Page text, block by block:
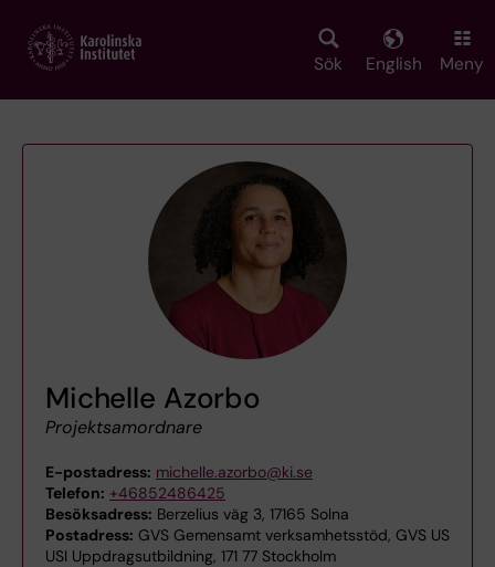
main
Sök English Meny
Michelle Azorbo
Projektsamordnare
E-postadress: michelle.azorbo@ki.se
Telefon: +46852486425
Besöksadress: Berzelius väg 3, 17165 Solna
Postadress: GVS Gemensamt verksamhetsstöd, GVS US
USI Uppdragsutbildning, 171 77 Stockholm